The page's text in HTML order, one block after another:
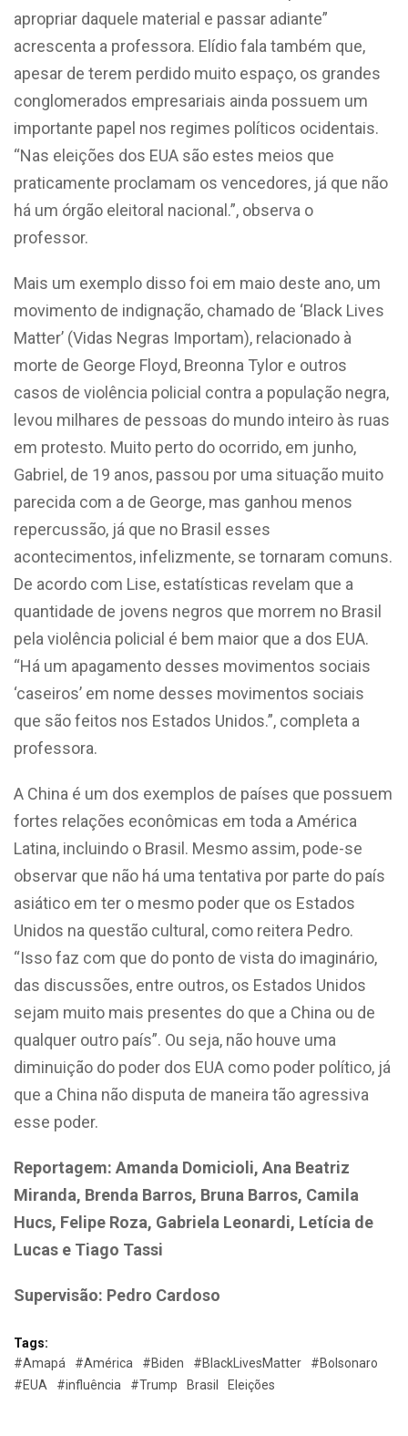
apropriar daquele material e passar adiante”
acrescenta a professora. Elídio fala também que,
apesar de terem perdido muito espaço, os grandes
conglomerados empresariais ainda possuem um
importante papel nos regimes políticos ocidentais.
“Nas eleições dos EUA são estes meios que
praticamente proclamam os vencedores, já que não
há um órgão eleitoral nacional.”, observa o
professor.
Mais um exemplo disso foi em maio deste ano, um
movimento de indignação, chamado de ‘Black Lives
Matter’ (Vidas Negras Importam), relacionado à
morte de George Floyd, Breonna Tylor e outros
casos de violência policial contra a população negra,
levou milhares de pessoas do mundo inteiro às ruas
em protesto. Muito perto do ocorrido, em junho,
Gabriel, de 19 anos, passou por uma situação muito
parecida com a de George, mas ganhou menos
repercussão, já que no Brasil esses
acontecimentos, infelizmente, se tornaram comuns.
De acordo com Lise, estatísticas revelam que a
quantidade de jovens negros que morrem no Brasil
pela violência policial é bem maior que a dos EUA.
“Há um apagamento desses movimentos sociais
‘caseiros’ em nome desses movimentos sociais
que são feitos nos Estados Unidos.”, completa a
professora.
A China é um dos exemplos de países que possuem
fortes relações econômicas em toda a América
Latina, incluindo o Brasil. Mesmo assim, pode-se
observar que não há uma tentativa por parte do país
asiático em ter o mesmo poder que os Estados
Unidos na questão cultural, como reitera Pedro.
“Isso faz com que do ponto de vista do imaginário,
das discussões, entre outros, os Estados Unidos
sejam muito mais presentes do que a China ou de
qualquer outro país”. Ou seja, não houve uma
diminuição do poder dos EUA como poder político, já
que a China não disputa de maneira tão agressiva
esse poder.
Reportagem: Amanda Domicioli, Ana Beatriz
Miranda, Brenda Barros, Bruna Barros, Camila
Hucs, Felipe Roza, Gabriela Leonardi, Letícia de
Lucas e Tiago Tassi
Supervisão: Pedro Cardoso
Tags:
#Amapá
#América #Biden #BlackLivesMatter
#Bolsonaro
#EUA
#influência #Trump Brasil Eleições